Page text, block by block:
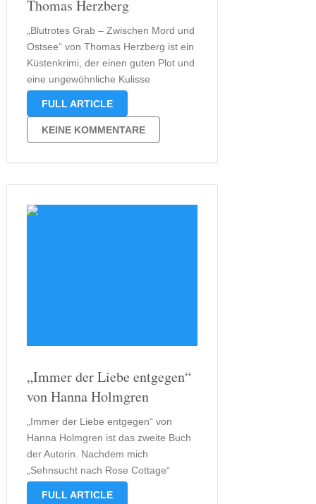
Thomas Herzberg
„Blutrotes Grab – Zwischen Mord und
Ostsee“ von Thomas Herzberg ist ein
Küstenkrimi, der einen guten Plot und
eine ungewöhnliche Kulisse
miteinander verbindet. Dieses Mal, im
Ermittler Ina Drews und Jörn Appel
nach Helgoland. Das Spannung hier
garantiert wäre, …
FULL ARTICLE
KEINE KOMMENTARE
„Immer der Liebe entgegen“
von Hanna Holmgren
„Immer der Liebe entgegen“ von
Hanna Holmgren ist das zweite Buch
der Autorin. Nachdem mich
„Sehnsucht nach Rose Cottage“
positiv überrascht hat, wurde mir
FULL ARTICLE